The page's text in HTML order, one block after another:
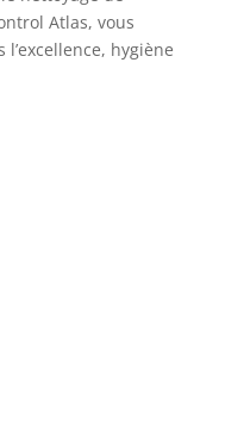
Atlas, vous
hygiène